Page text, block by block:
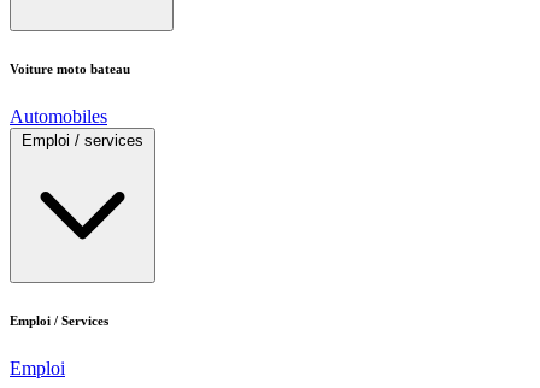
Voiture moto bateau
Automobiles
Emploi / services
Emploi / Services
Emploi